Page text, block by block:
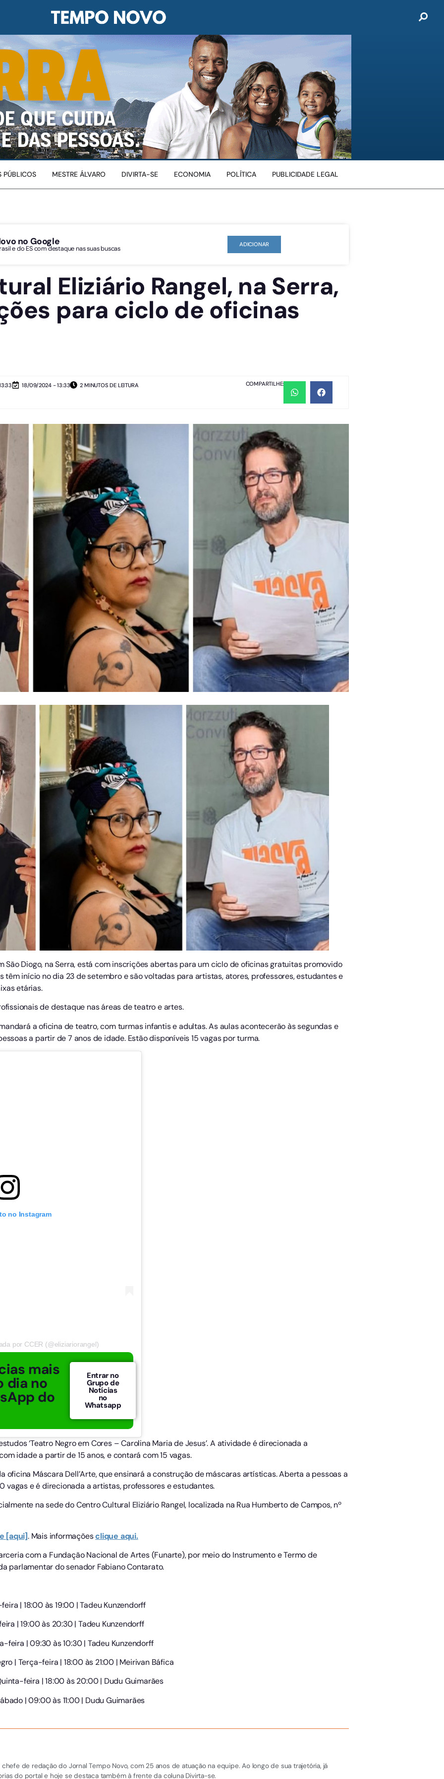
PÚBLICOS MESTRE ÁLVARO DIVIRTA-SE ECONOMIA POLÍTICA PUBLICIDADE LEGAL
no Google
e do ES com destaque nas suas buscas ADICIONAR
Eliziário Rangel, na Serra,
para ciclo de oficinas
18/09/2024 - 13:33 2 MINUTOS DE LEITURA COMPARTILHE:
São Diogo, na Serra, está com inscrições abertas para um ciclo de oficinas gratuitas promovido
têm início no dia 23 de setembro e são voltadas para artistas, atores, professores, estudantes e
etárias.
de destaque nas áreas de teatro e artes.
a oficina de teatro, com turmas infantis e adultas. As aulas acontecerão às segundas e
a partir de 7 anos de idade. Estão disponíveis 15 vagas por turma.
no Instagram
por CCER (@eliziariorangel)
mais
dia no
do
Entrar no
Grupo de
Notícias
no
Whatsapp
‘Teatro Negro em Cores – Carolina Maria de Jesus’. A atividade é direcionada a
idade a partir de 15 anos, e contará com 15 vagas.
oficina Máscara Dell’Arte, que ensinará a construção de máscaras artísticas. Aberta a pessoas a
vagas e é direcionada a artistas, professores e estudantes.
na sede do Centro Cultural Eliziário Rangel, localizada na Rua Humberto de Campos, nº
[aqui]. Mais informaçõesclique aqui.
com a Fundação Nacional de Artes (Funarte), por meio do Instrumento e Termo de
parlamentar do senador Fabiano Contarato.
| 18:00 às 19:00 | Tadeu Kunzendorff
| 19:00 às 20:30 | Tadeu Kunzendorff
feira | 09:30 às 10:30 | Tadeu Kunzendorff
| Terça-feira | 18:00 às 21:00 | Meirivan Báfica
feira | 18:00 às 20:00 | Dudu Guimarães
| 09:00 às 11:00 | Dudu Guimarães
de redação do Jornal Tempo Novo, com 25 anos de atuação na equipe. Ao longo de sua trajetória, já
do portal e hoje se destaca também à frente da coluna Divirta-se.